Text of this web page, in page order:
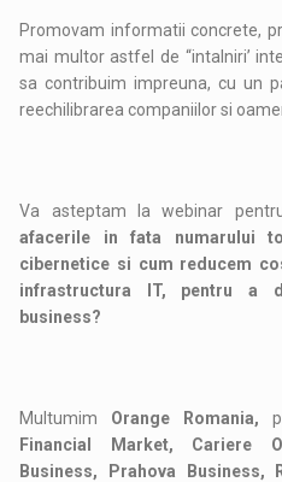
Promovam informatii concrete,
mai multor astfel de “intalniri’
sa contribuim impreuna, cu un
reechilibrarea companiilor si
Va asteptam la webinar
afacerile in fata numarului
cibernetice si cum reducem
infrastructura IT, pentru a
business?
Multumim Orange Romania,
Financial Market, Cariere
Business, Prahova Business,